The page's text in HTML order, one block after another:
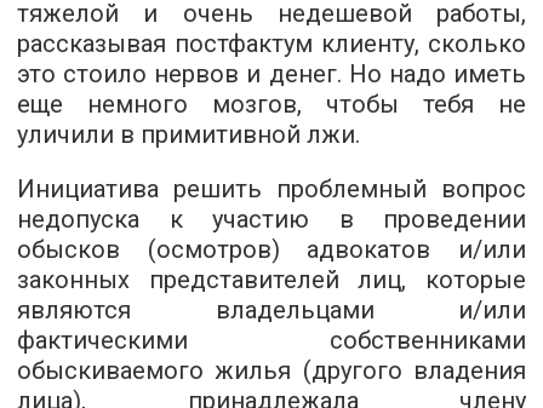
тяжелой и очень недешевой работы,
рассказывая постфактум клиенту, сколько
это стоило нервов и денег. Но надо иметь
еще немного мозгов, чтобы тебя не
уличили в примитивной лжи.
Инициатива решить проблемный вопрос
недопуска к участию в проведении
обысков (осмотров) адвокатов и/или
законных представителей лиц, которые
являются владельцами и/или
фактическими собственниками
обыскиваемого жилья (другого владения
лица), принадлежала члену